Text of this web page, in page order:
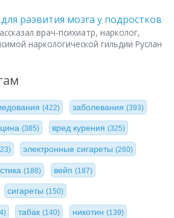
развития мозга у подростков
врач-психиатр, нарколог,
наркологической гильдии Руслан
(422) заболевания (393)
(385) вред курения (325)
электронные сигареты(260)
(188) вейп (187)
сигареты(150)
табак(140) никотин (139)